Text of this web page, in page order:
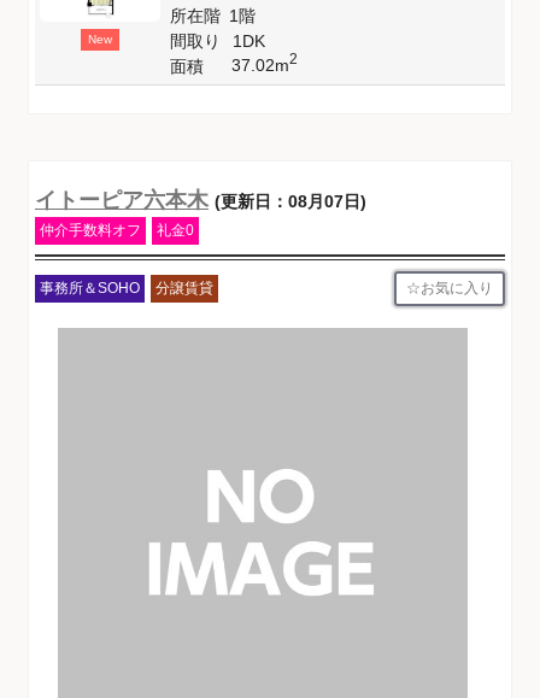
New
所在階 1階
間取り
1DK
面積
37.02m2
イトーピア六本木 (更新日：08月07日)
仲介手数料オフ 礼金0
事務所＆SOHO 分譲賃貸 お気に入り